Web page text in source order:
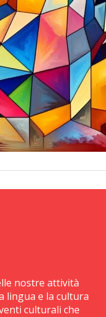
nostre attività
lingua e la cultura
culturali che